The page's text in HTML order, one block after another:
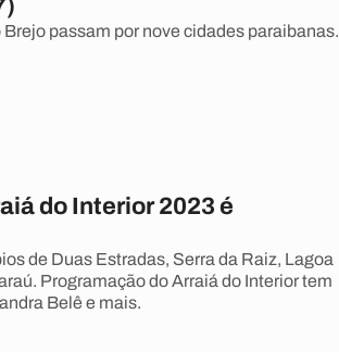
passam por nove cidades paraibanas.
do Interior 2023 é
de Duas Estradas, Serra da Raiz, Lagoa
Programação do Arraiá do Interior tem
Belê e mais.